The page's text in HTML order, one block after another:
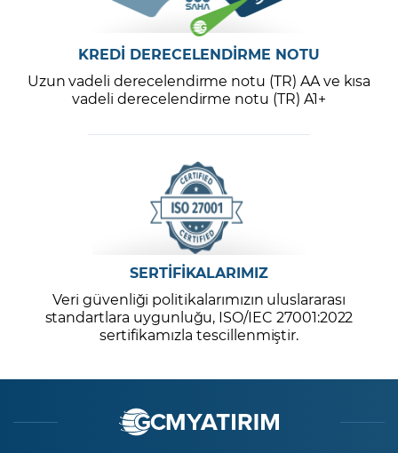
KREDİ DERECELENDİRME NOTU
Uzun vadeli derecelendirme notu (TR) AA ve kısa
vadeli derecelendirme notu (TR) A1+
SERTİFİKALARIMIZ
Veri güvenliği politikalarımızın uluslararası
standartlara uygunluğu, ISO/IEC 27001:2022
sertifikamızla tescillenmiştir.